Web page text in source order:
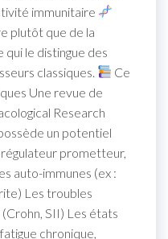
immunitaire
plutôt que de la
qui le distingue des
classiques.
Ce
Une revue de
Research
un potentiel
prometteur,
auto-immunes (ex :
Les troubles
SII) Les états
chronique,